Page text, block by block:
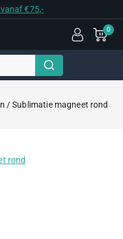
€75,-
0
/Sublimatie magneet rond